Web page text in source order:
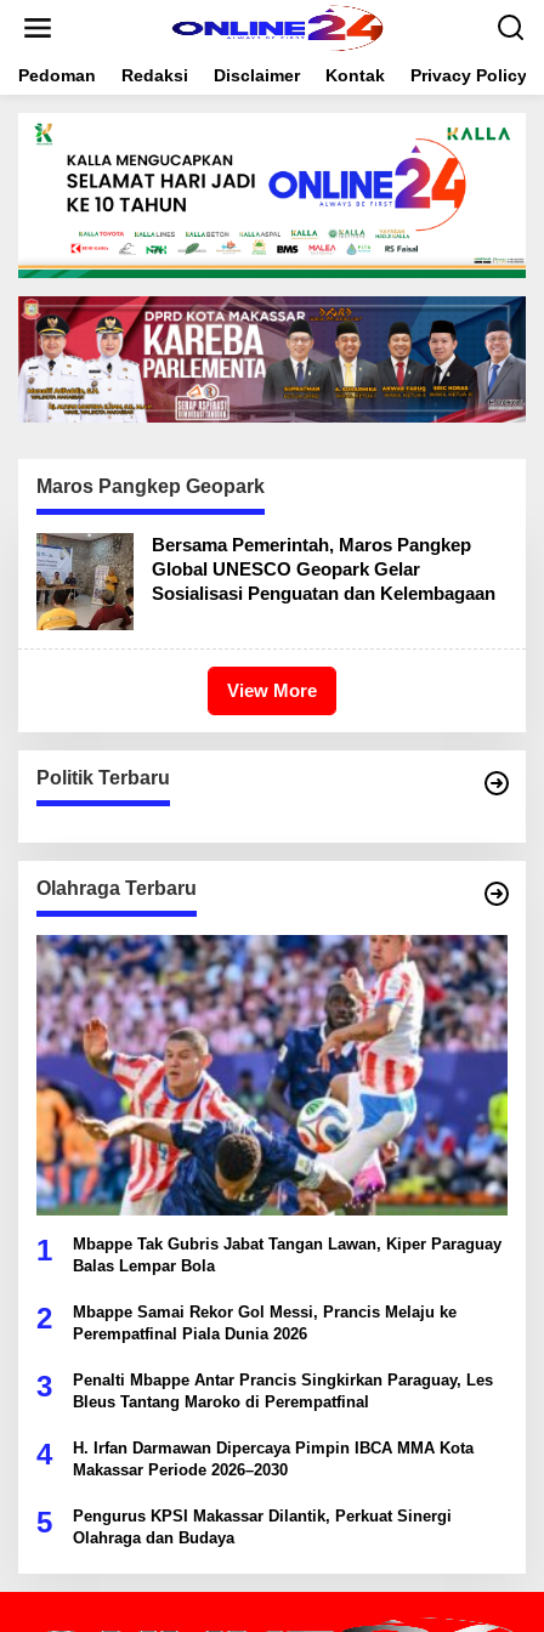
t
Pedoman Redaksi Disclaimer Kontak Privacy Policy
Maros Pangkep Geopark
Bersama Pemerintah, Maros Pangkep
Global UNESCO Geopark Gelar
Sosialisasi Penguatan dan Kelembagaan
View More
Politik Terbaru
Olahraga Terbaru
1
Mbappe Tak Gubris Jabat Tangan Lawan, Kiper Paraguay
Balas Lempar Bola
2
Mbappe Samai Rekor Gol Messi, Prancis Melaju ke
Perempatfinal Piala Dunia 2026
3
Penalti Mbappe Antar Prancis Singkirkan Paraguay, Les
Bleus Tantang Maroko di Perempatfinal
4
H. Irfan Darmawan Dipercaya Pimpin IBCA MMA Kota
Makassar Periode 2026–2030
5
Pengurus KPSI Makassar Dilantik, Perkuat Sinergi
Olahraga dan Budaya